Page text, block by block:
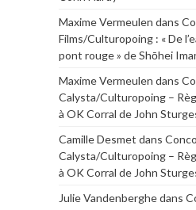
Maxime Vermeulen dans
Films/Culturopoing : « De
pont rouge » de Shōhei
Maxime Vermeulen dans
Calysta/Culturopoing –
à OK Corral de John
Camille Desmet dans
Calysta/Culturopoing –
à OK Corral de John
Julie Vandenberghedans